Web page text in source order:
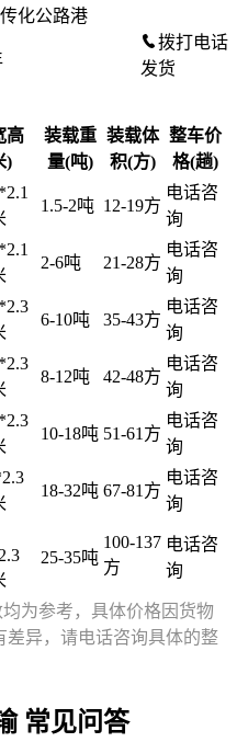
化公路港
拨打电话
发货
高
)
装载重
量(吨)
装载体
积(方)
整车价
格(趟)
1.5-2吨 12-19方
电话咨
询
2-6吨 21-28方
电话咨
询
6-10吨 35-43方
电话咨
询
8-12吨 42-48方
电话咨
询
10-18吨 51-61方
电话咨
询
18-32吨 67-81方
电话咨
询
25-35吨
100-137
方
电话咨
询
为参考，具体价格因货物
差异，请电话咨询具体的整
常见问答